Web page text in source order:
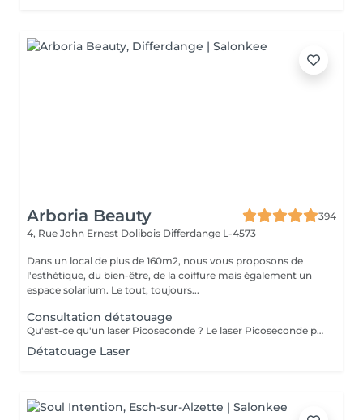
Arboria Beauty
394
4, Rue John Ernest Dolibois Differdange L-4573
Dans un local de plus de 160m2, nous vous proposons de
l'esthétique, du bien-être, de la coiffure mais également un
espace solarium. Le tout, toujours...
Consultation détatouage
Qu'est-ce qu'un laser Picoseconde ? Le laser Picoseconde permet de délivrer une impulsion lumineuse de l'ordre de 300 picoseconde. Cette brièveté d'impulsion induit une onde de choc capable de fragmenter les pigments du tatouage. Le détatouage était jusqu'à présent réalisé avec des lasers dits «Q Switched» avec une durée d'impulsion de l'ordre de la nanoseconde, beaucoup moins efficace. - Efficace sur les tatouages noirs et de couleurs - Traitement corps, visage et maquillage permanant. - Le détatouage par laser ne laisse pas de cicatrices après le traitement ; - Les séances sont espacées de 30 à 40 jours (au lieu de 2 mois ou plus avec un laser «Q Switched») ; Il est impossible de prédire avec précision le nombre de séances nécessaires. En effet, tout dépend des facteurs sur lesquels nous n'avons aucune information avant de commencer le traitement (qualité et profondeur de l'encre, présence ou non de métaux dans les pigments)
Détatouage Laser